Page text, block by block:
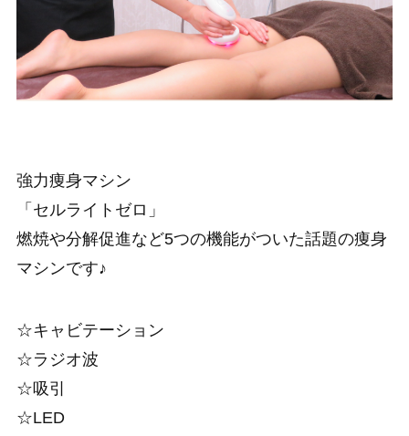
強力痩身マシン
「セルライトゼロ」
燃焼や分解促進など5つの機能がついた話題の痩身
マシンです♪
☆キャビテーション
☆ラジオ波
☆吸引
☆LED